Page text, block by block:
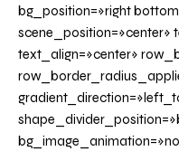
bg_position=»right
scene_position=»center»
text_align=»center»